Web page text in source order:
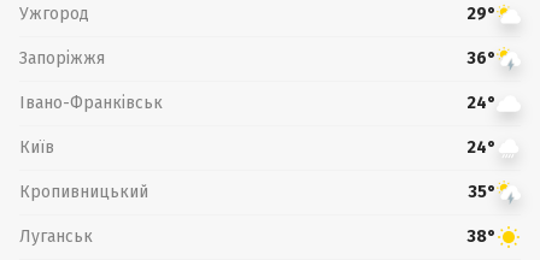
Ужгород 29°
Запоріжжя 36°
Івано-Франківськ 24°
Київ 24°
Кропивницький 35°
Луганськ 38°